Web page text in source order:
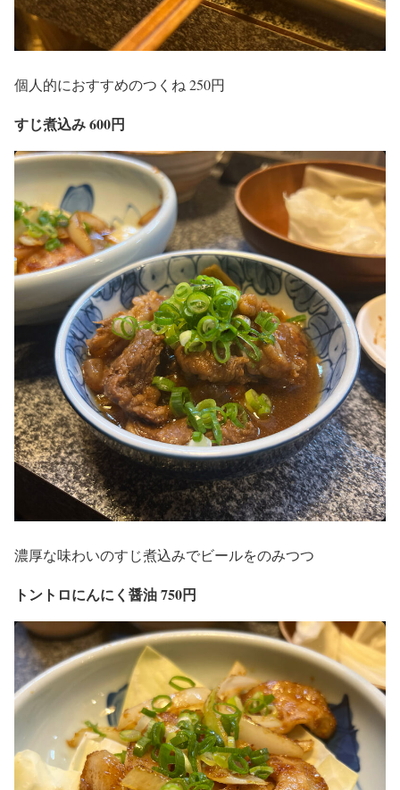
個人的におすすめのつくね 250円
すじ煮込み 600円
濃厚な味わいのすじ煮込みでビールをのみつつ
トントロにんにく醤油 750円